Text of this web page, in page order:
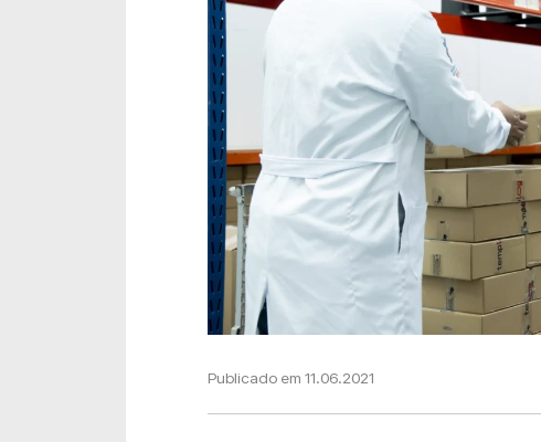
Publicado em 11.06.2021